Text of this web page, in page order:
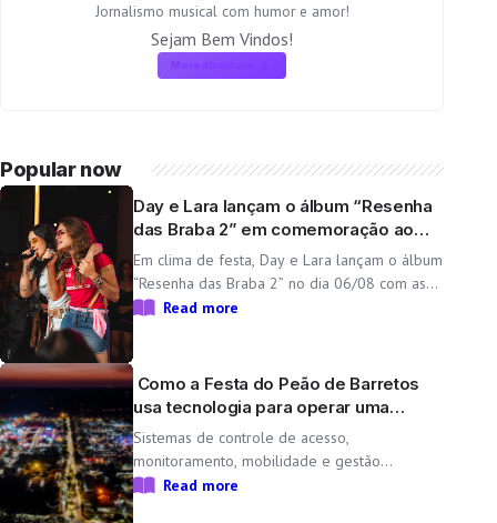
Jornalismo musical com humor e amor!
Sejam Bem Vindos!
More about me
Popular now
Day e Lara lançam o álbum “Resenha
das Braba 2” em comemoração ao
aniversário da dupla
Em clima de festa, Day e Lara lançam o álbum
“Resenha das Braba 2” no dia 06/08 com as
inéditas “Lado Cachorra” e “Doeu em Mim” O
Read more
Como a Festa do Peão de Barretos
usa tecnologia para operar uma
cidade temporária
Sistemas de controle de acesso,
monitoramento, mobilidade e gestão
operacional ajudam a transformar o Parque
Read more